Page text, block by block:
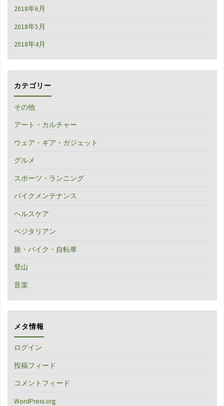
2018年6月
2018年5月
2018年4月
カテゴリー
その他
アート・カルチャー
ウェア・ギア・ガジェット
グルメ
スポーツ・ランニング
バイクメンテナンス
ヘルスケア
ベジタリアン
旅・バイク・自転車
登山
音楽
メタ情報
ログイン
投稿フィード
コメントフィード
WordPress.org